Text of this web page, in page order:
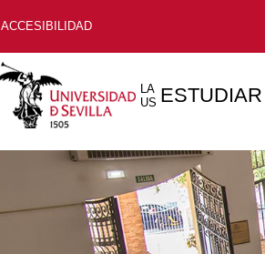
ACCESIBILIDAD
LA
US ESTUDIAR